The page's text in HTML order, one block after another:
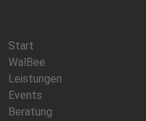
Start
WalBee
Leistungen
Events
Beratung